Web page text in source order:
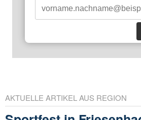
AKTUELLE ARTIKEL AUS REGION